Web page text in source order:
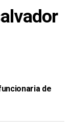
de